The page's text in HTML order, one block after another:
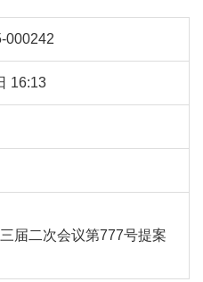
000242
16:13
届二次会议第777号提案